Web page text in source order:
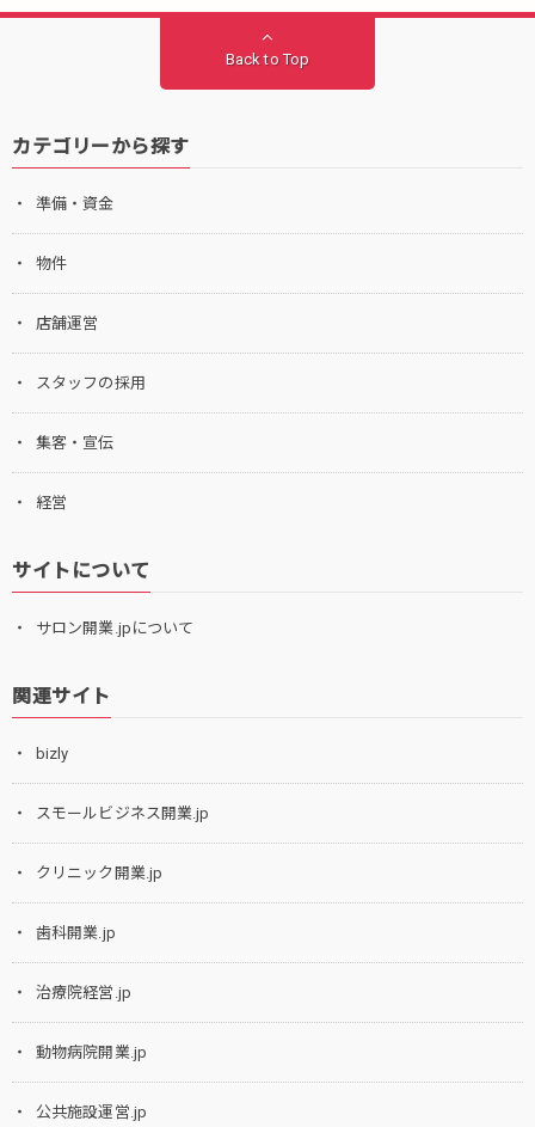
Back to Top
カテゴリーから探す
準備・資金
物件
店舗運営
スタッフの採用
集客・宣伝
経営
サイトについて
サロン開業.jpについて
関連サイト
bizly
スモールビジネス開業.jp
クリニック開業.jp
歯科開業.jp
治療院経営.jp
動物病院開業.jp
公共施設運営.jp